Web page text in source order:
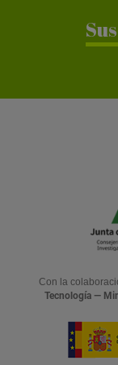
Con la
Tecnología —